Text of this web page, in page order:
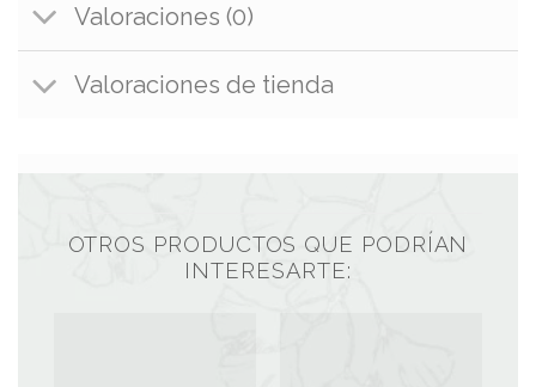
Valoraciones (0)
Valoraciones de tienda
OTROS PRODUCTOS QUE PODRÍAN
INTERESARTE: